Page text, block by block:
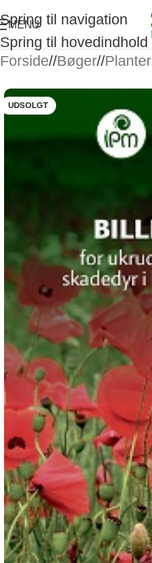
Spring til navigation
Spring til hovedindhold
MENU
Forside/ Bøger/ Planter
UDSOLGT